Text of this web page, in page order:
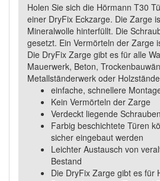
Holen Sie sich die Hörmann T30
einer DryFix Eckzarge. Die Zarge
Mineralwolle hinterfüllt. Die
gesetzt. Ein Vermörteln der Zarge
Die DryFix Zarge gibt es für alle
Mauerwerk, Beton,
Metallständerwerk oder
einfache, schnellere
Kein Vermörteln der Zarge
Verdeckt liegende Schrauben
Farbig beschichtete Türen
sicher eingebaut werden
Leichter Austausch von
Bestand
Die DryFix Zarge gibt es für